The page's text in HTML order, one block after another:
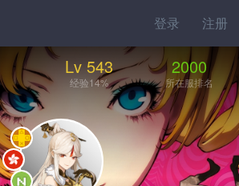
登录 注册
Lv 543
经验14%
2000
所在服排名